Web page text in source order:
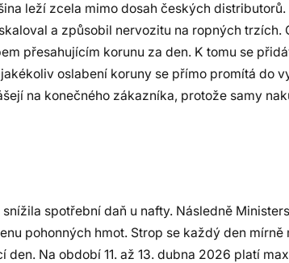
leží zcela mimo dosah českých distributorů.
a způsobil nervozitu na ropných trzích.
přesahujícím korunu za den. K tomu se
oslabení koruny se přímo promítá do
na konečného zákazníka, protože samy
spotřební daň u nafty. Následně
pohonných hmot. Strop se každý den mírně
Na období 11. až 13. dubna 2026 platí